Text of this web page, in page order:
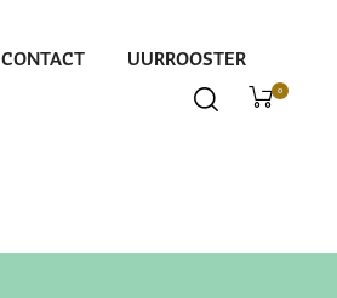
CONTACT UURROOSTER
0